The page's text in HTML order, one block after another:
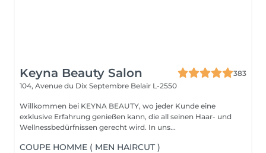
Keyna Beauty Salon
383
104, Avenue du Dix Septembre Belair L-2550
Willkommen bei KEYNA BEAUTY, wo jeder Kunde eine
exklusive Erfahrung genießen kann, die all seinen Haar- und
Wellnessbedürfnissen gerecht wird. In uns...
COUPE HOMME ( MEN HAIRCUT )